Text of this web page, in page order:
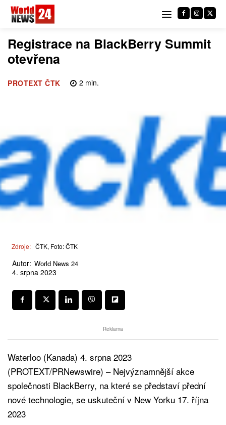
Registrace na BlackBerry Summit
otevřena
PROTEXT ČTK 2 min.
Zdroje: ČTK, Foto: ČTK
Autor: World News 24
4. srpna 2023
Reklama
Waterloo (Kanada) 4. srpna 2023
(PROTEXT/PRNewswire) – Nejvýznamnější akce
společnosti BlackBerry, na které se představí přední
nové technologie, se uskuteční v New Yorku 17. října
2023